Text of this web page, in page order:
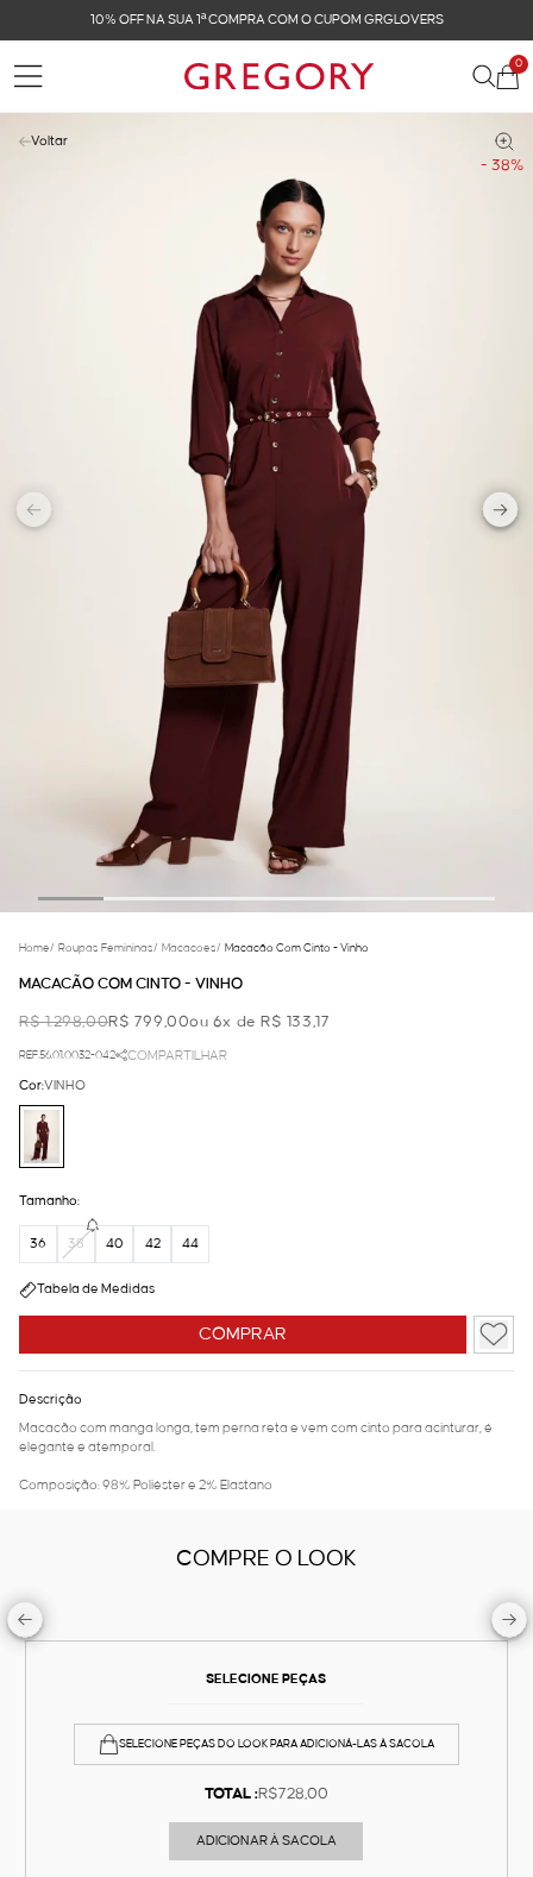
10% OFF NA SUA 1ª COMPRA COM O CUPOM GRGLOVERS
0
- 38%
Voltar
Home/ Roupas Femininas/ Macacoes/ Macacão Com Cinto - Vinho
MACACÃO COM CINTO - VINHO
R$ 1.298,00R$ 799,00ou 6x de R$ 133,17
REF.56.01.0032-042 COMPARTILHAR
COMPRAR
Cor:VINHO
Tamanho:
36 38 40 42 44
Tabela de Medidas
Descrição
Macacão com manga longa, tem perna reta e vem com cinto para acinturar, é
elegante e atemporal.
Composição: 98% Poliéster e 2% Elastano
COMPRE O LOOK
SELECIONE PEÇAS
SELECIONE PEÇAS DO LOOK PARA ADICIONÁ-LAS À SACOLA
TOTAL :R$728,00
ADICIONAR À SACOLA